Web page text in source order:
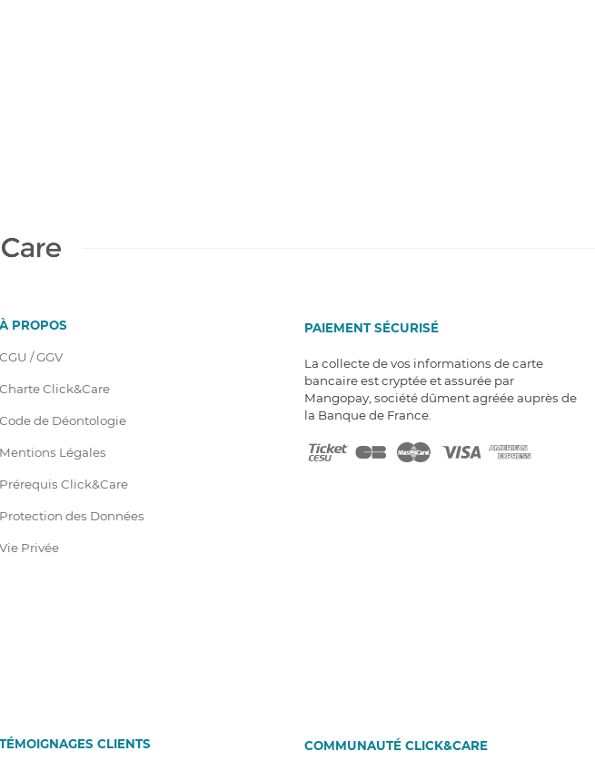
À PROPOS
CGU / GGV
Charte Click&Care
Code de Déontologie
Mentions Légales
Prérequis Click&Care
Protection des Données
Vie Privée
PAIEMENT SÉCURISÉ
La collecte de vos informations de carte
bancaire est cryptée et assurée par
Mangopay, société dûment agréée auprès de
la Banque de France.
TÉMOIGNAGES CLIENTS COMMUNAUTÉ CLICK&CARE